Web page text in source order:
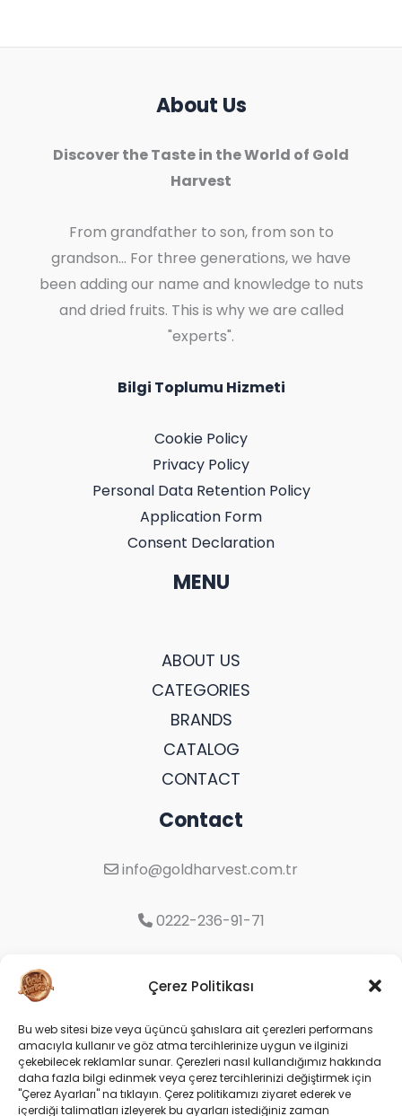
Çerez Politikası
Bu web sitesi bize veya üçüncü şahıslara ait çerezleri performans
amacıyla kullanır ve göz atma tercihlerinize uygun ve ilginizi
çekebilecek reklamlar sunar. Çerezleri nasıl kullandığımız hakkında
daha fazla bilgi edinmek veya çerez tercihlerinizi değiştirmek için
"Çerez Ayarları" na tıklayın. Çerez politikamızı ziyaret ederek ve
içerdiği talimatları izleyerek bu ayarları istediğiniz zaman
About Us
Discover the Taste in the World of Gold
Harvest
From grandfather to son, from son to
grandson... For three generations, we have
been adding our name and knowledge to nuts
and dried fruits. This is why we are called
"experts".
Bilgi Toplumu Hizmeti
Cookie Policy
Privacy Policy
Personal Data Retention Policy
Application Form
Consent Declaration
MENU
ABOUT US
CATEGORIES
BRANDS
CATALOG
CONTACT
Contact
info@goldharvest.com.tr
0222-236-91-71
Odunpazarı/Eskişehir
Social